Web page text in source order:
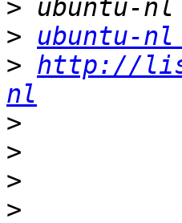
>
>
ubuntu-
> http://
nl
>
>
>
>